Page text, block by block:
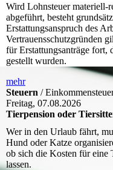
Wird Lohnsteuer materiell-
abgeführt, besteht
Erstattungsanspruch des
Vertrauensschutzgründen
für Erstattungsanträge fort,
gestellt wurden.
mehr
Steuern /
Freitag, 07.08.2026
Tierpension oder
Wer in den Urlaub fährt,
Hund oder Katze
ob sich die Kosten für eine
lassen.